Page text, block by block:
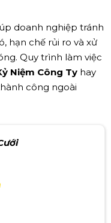
doanh nghiệp tránh
hạn chế rủi ro và xử
Quy trình làm việc
Niệm Công Ty hay
công ngoài